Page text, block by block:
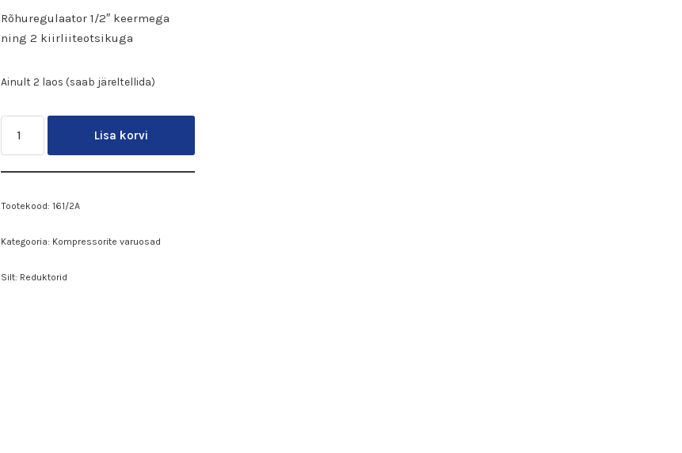
Rõhuregulaator 1/2″ keermega
ning 2 kiirliiteotsikuga
Ainult 2 laos (saab järeltellida)
Lisa korvi
Tootekood:161/2A
Kategooria: Kompressorite varuosad
Silt: Reduktorid